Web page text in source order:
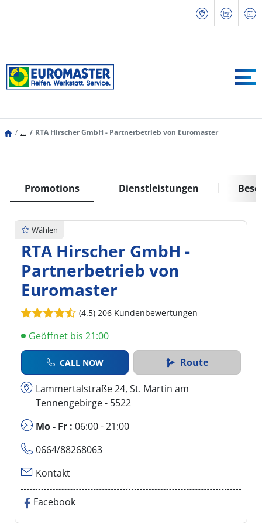
... RTA Hirscher GmbH - Partnerbetrieb von Euromaster
Promotions Dienstleistungen
Wählen
RTA Hirscher GmbH -
Partnerbetrieb von
Euromaster
(4.5) 206 Kundenbewertungen
Geöffnet bis 21:00
CALL NOW Route
Lammertalstraße 24, St. Martin am
Tennengebirge - 5522
Mo - Fr : 06:00 - 21:00
0664/88268063
Kontakt
Facebook